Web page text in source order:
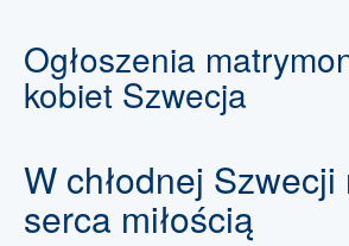
Ogłoszenia
kobiet Szwecja
W chłodnej
serca miłością